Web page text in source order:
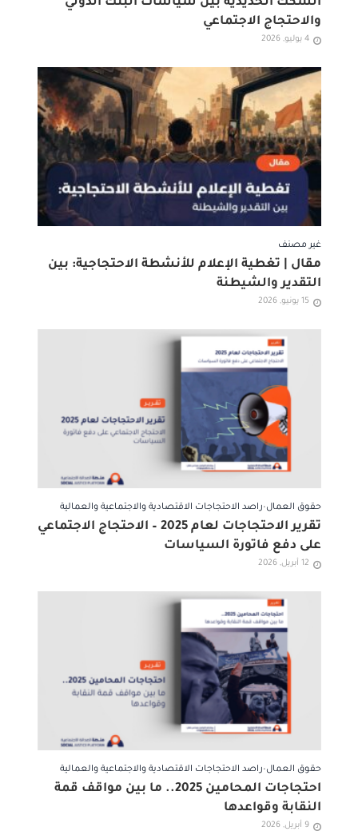
السكك الحديدية بين سياسات البنك الدولي
والاحتجاج الاجتماعي
4 يوليو, 2026
غير مصنف
مقال | تغطية الإعلام للأنشطة الاحتجاجية: بين
التقدير والشيطنة
15 يونيو, 2026
حقوق العمال•راصد الاحتجاجات الاقتصادية والاجتماعية والعمالية
تقرير الاحتجاجات لعام 2025 – الاحتجاج الاجتماعي
على دفع فاتورة السياسات
12 أبريل, 2026
حقوق العمال•راصد الاحتجاجات الاقتصادية والاجتماعية والعمالية
احتجاجات المحامين 2025.. ما بين مواقف قمة
النقابة وقواعدها
9 أبريل, 2026